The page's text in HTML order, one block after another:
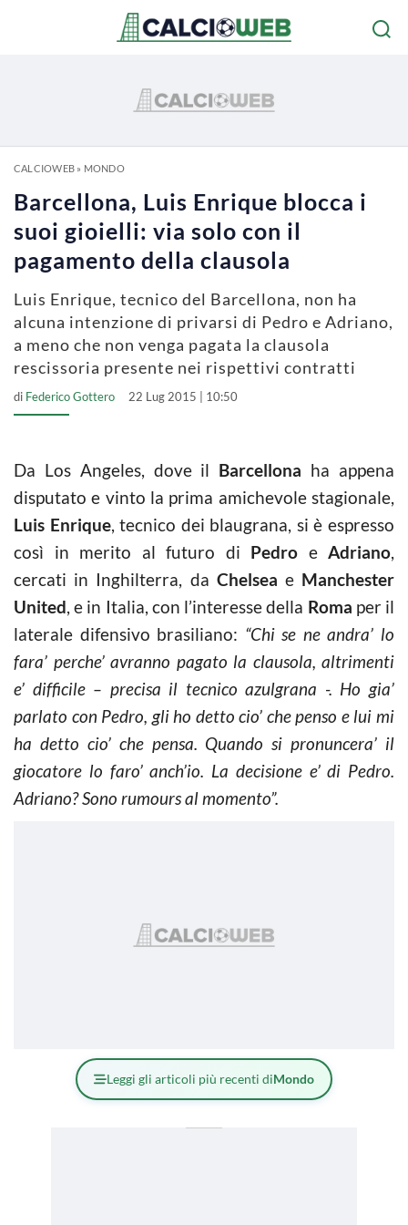
CALCIOWEB» MONDO
Barcellona, Luis Enrique blocca i
suoi gioielli: via solo con il
pagamento della clausola
Luis Enrique, tecnico del Barcellona, non ha
alcuna intenzione di privarsi di Pedro e Adriano,
a meno che non venga pagata la clausola
rescissoria presente nei rispettivi contratti
di Federico Gottero 22 Lug 2015 | 10:50
Da Los Angeles, dove il Barcellona ha appena
disputato e vinto la prima amichevole stagionale,
Luis Enrique, tecnico dei blaugrana, si è espresso
così in merito al futuro di Pedro e Adriano,
cercati in Inghilterra, da Chelsea e Manchester
United, e in Italia, con l’interesse della Roma per il
laterale difensivo brasiliano: “Chi se ne andra’ lo
fara’ perche’ avranno pagato la clausola, altrimenti
e’ difficile – precisa il tecnico azulgrana -. Ho gia’
parlato con Pedro, gli ho detto cio’ che penso e lui mi
ha detto cio’ che pensa. Quando si pronuncera’ il
giocatore lo faro’ anch’io. La decisione e’ di Pedro.
Adriano? Sono rumours al momento”.
Leggi gli articoli più recenti diMondo